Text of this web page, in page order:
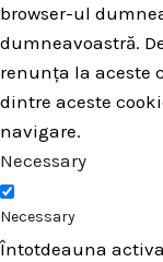
browser-ul
dumneavoastră.
renunța la aceste
dintre aceste
navigare.
Necessary
Necessary
Întotdeauna